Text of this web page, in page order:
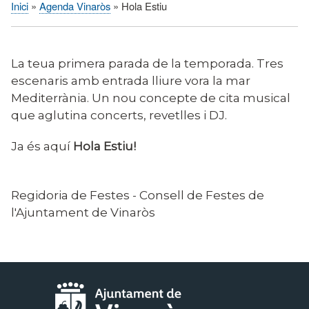
Fil
Inici Agenda Vinaròs Hola Estiu
La teua primera parada de la temporada. Tres
escenaris amb entrada lliure vora la mar
Mediterrània. Un nou concepte de cita musical
que aglutina concerts, revetlles i DJ.
Ja és aquí Hola Estiu!
Regidoria de Festes - Consell de Festes de
l'Ajuntament de Vinaròs